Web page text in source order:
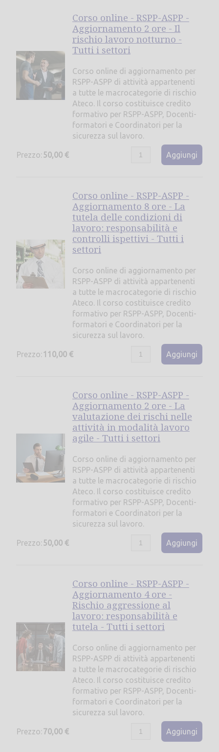
Corso online - RSPP-ASPP -
Aggiornamento 2 ore - Il
rischio lavoro notturno -
Tutti i settori
Corso online di aggiornamento per
RSPP-ASPP di attività appartenenti
a tutte le macrocategorie di rischio
Ateco. Il corso costituisce credito
formativo per RSPP-ASPP, Docenti-
formatori e Coordinatori per la
sicurezza sul lavoro.
Prezzo: 50,00 € Aggiungi
Corso online - RSPP-ASPP -
Aggiornamento 8 ore - La
tutela delle condizioni di
lavoro: responsabilità e
controlli ispettivi - Tutti i
settori
Corso online di aggiornamento per
RSPP-ASPP di attività appartenenti
a tutte le macrocategorie di rischio
Ateco. Il corso costituisce credito
formativo per RSPP-ASPP, Docenti-
formatori e Coordinatori per la
sicurezza sul lavoro.
Prezzo: 110,00 € Aggiungi
Corso online - RSPP-ASPP -
Aggiornamento 2 ore - La
valutazione dei rischi nelle
attività in modalità lavoro
agile - Tutti i settori
Corso online di aggiornamento per
RSPP-ASPP di attività appartenenti
a tutte le macrocategorie di rischio
Ateco. Il corso costituisce credito
formativo per RSPP-ASPP, Docenti-
formatori e Coordinatori per la
sicurezza sul lavoro.
Prezzo: 50,00 € Aggiungi
Corso online - RSPP-ASPP -
Aggiornamento 4 ore -
Rischio aggressione al
lavoro: responsabilità e
tutela - Tutti i settori
Corso online di aggiornamento per
RSPP-ASPP di attività appartenenti
a tutte le macrocategorie di rischio
Ateco. Il corso costituisce credito
formativo per RSPP-ASPP, Docenti-
formatori e Coordinatori per la
sicurezza sul lavoro.
Prezzo: 70,00 € Aggiungi